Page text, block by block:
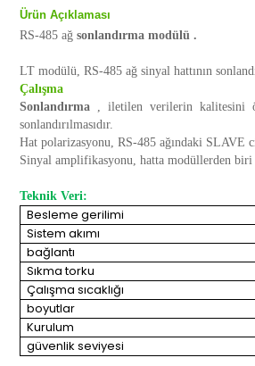
Ürün Açıklaması
RS-485 ağ sonlandırma modülü .
LT modülü, RS-485 ağ sinyal hattının
Çalışma
Sonlandırma , iletilen verilerin kalitesini
sonlandırılmasıdır.
Hat polarizasyonu, RS-485 ağındaki SLAVE
Sinyal amplifikasyonu, hatta modüllerden biri
Teknik Veri:
Besleme gerilimi
Sistem akımı
bağlantı
Sıkma torku
Çalışma sıcaklığı
boyutlar
Kurulum
güvenlik seviyesi